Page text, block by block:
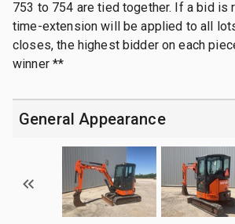
753 to 754 are tied together. If a bid is
time-extension will be applied to all
closes, the highest bidder on each
winner **
General Appearance